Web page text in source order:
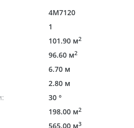
4M7120
1
101.90 м2
96.60 м2
6.70 м
2.80 м
30 °
198.00 м2
565.00 м3